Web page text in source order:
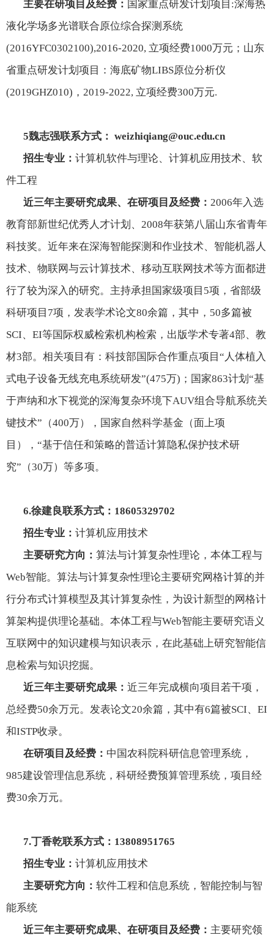
主要在研项目及经费： 国家重点研发计划项目 :深海热
液化学场多光谱联合原位综合探测系统
(2016YFC0302100),2016-2020, 立项经费1000万元；山东
省重点研发计划项目：海底矿物LIBS原位分析仪
(2019GHZ010) ， 2019-2022, 立项经费300万元.
5魏志强联系方式： weizhiqiang@ouc.edu.cn
招生专业： 计算机软件与理论、计算机应用技术、软
件工程
近三年主要研究成果、在研项目及经费： 2006年入选
教育部新世纪优秀人才计划、 2008年获第八届山东省青年
科技奖。近年来在深海智能探测和作业技术、智能机器人
技术、物联网与云计算技术、移动互联网技术等方面都进
行了较为深入的研究。主持承担国家级项目 5项，省部级
科研项目 7项，发表学术论文80余篇，其中， 50多篇被
SCI、 EI等国际权威检索机构检索，出版学术专著4部、教
材3部。相关项目有：科技部国际合作重点项目“人体植入
式电子设备无线充电系统研发”(475万) ；国家863计划“基
于声纳和水下视觉的深海复杂环境下AUV组合导航系统关
键技术”（400万），国家自然科学基金（面上项
目），“基于信任和策略的普适计算隐私保护技术研
究”（30万）等多项。
6.徐建良联系方式： 18605329702
招生专业： 计算机应用技术
主要研究方向： 算法与计算复杂性理论，本体工程与
Web智能。算法与计算复杂性理论主要研究网格计算的并
行分布式计算模型及其计算复杂性，为设计新型的网格计
算架构提供理论基础。本体工程与Web智能主要研究语义
互联网中的知识建模与知识表示，在此基础上研究智能信
息检索与知识挖掘。
近三年主要研究成果： 近三年完成横向项目若干项，
总经费50余万元。发表论文20余篇，其中有6篇被SCI、 EI
和ISTP收录。
在研项目及经费： 中国农科院科研信息管理系统，
985建设管理信息系统，科研经费预算管理系统，项目经
费30余万元。
7.丁香乾联系方式： 13808951765
招生专业： 计算机应用技术
主要研究方向： 软件工程和信息系统，智能控制与智
能系统
近三年主要研究成果、在研项目及经费： 主要研究领